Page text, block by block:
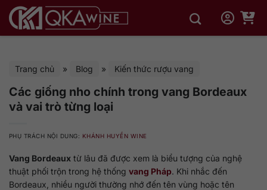
qua
Trang chủ » Blog » Kiến thức rượu vang
Các giống nho chính trong vang Bordeaux
và vai trò từng loại
PHỤ TRÁCH NỘI DUNG: KHÁNH HUYỀN WINE
Vang Bordeaux từ lâu đã được xem là biểu tượng của nghệ
thuật phối trộn trong hệ thống vang Pháp. Khi nhắc đến
Bordeaux, nhiều người thường nhớ đến tên vùng hoặc tên